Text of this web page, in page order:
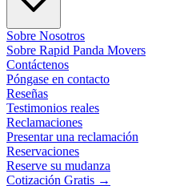
Sobre Nosotros
Sobre Rapid Panda Movers
Contáctenos
Póngase en contacto
Reseñas
Testimonios reales
Reclamaciones
Presentar una reclamación
Reservaciones
Reserve su mudanza
Cotización Gratis →